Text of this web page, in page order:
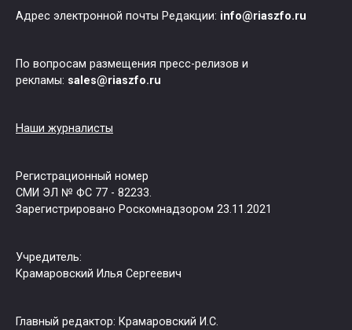
Адрес электронной почты Редакции: info@riaszfo.ru
По вопросам размещения пресс-релизов и
рекламы: sales@riaszfo.ru
Наши журналисты
Регистрационный номер
СМИ ЭЛ № ФС 77 - 82233.
Зарегистрировано Роскомнадзором 23.11.2021
Учредитель:
Крамаровский Илья Сергеевич
Главный редактор: Крамаровский И.С.